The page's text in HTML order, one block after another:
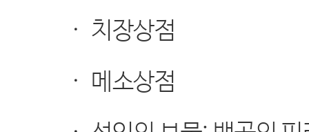
· 치장상점
· 메소상점